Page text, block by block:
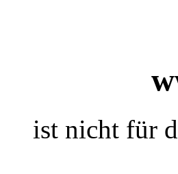
ist nicht für